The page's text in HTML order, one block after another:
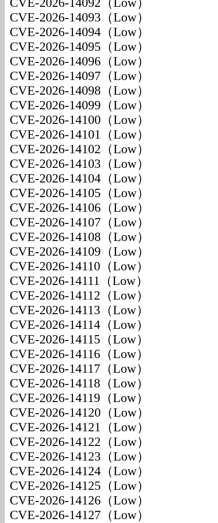
CVE-2026-14093（Low）
CVE-2026-14094（Low）
CVE-2026-14095（Low）
CVE-2026-14096（Low）
CVE-2026-14097（Low）
CVE-2026-14098（Low）
CVE-2026-14099（Low）
CVE-2026-14100（Low）
CVE-2026-14101（Low）
CVE-2026-14102（Low）
CVE-2026-14103（Low）
CVE-2026-14104（Low）
CVE-2026-14105（Low）
CVE-2026-14106（Low）
CVE-2026-14107（Low）
CVE-2026-14108（Low）
CVE-2026-14109（Low）
CVE-2026-14110（Low）
CVE-2026-14111（Low）
CVE-2026-14112（Low）
CVE-2026-14113（Low）
CVE-2026-14114（Low）
CVE-2026-14115（Low）
CVE-2026-14116（Low）
CVE-2026-14117（Low）
CVE-2026-14118（Low）
CVE-2026-14119（Low）
CVE-2026-14120（Low）
CVE-2026-14121（Low）
CVE-2026-14122（Low）
CVE-2026-14123（Low）
CVE-2026-14124（Low）
CVE-2026-14125（Low）
CVE-2026-14126（Low）
CVE-2026-14127（Low）